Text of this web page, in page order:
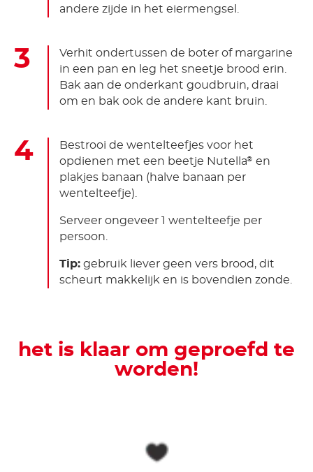
andere zijde in het eiermengsel.
Verhit ondertussen de boter of margarine
in een pan en leg het sneetje brood erin.
Bak aan de onderkant goudbruin, draai
om en bak ook de andere kant bruin.
Bestrooi de wentelteefjes voor het
opdienen met een beetje Nutella® en
plakjes banaan (halve banaan per
wentelteefje).
Serveer ongeveer 1 wentelteefje per
persoon.
Tip: gebruik liever geen vers brood, dit
scheurt makkelijk en is bovendien zonde.
het is klaar om geproefd te
worden!